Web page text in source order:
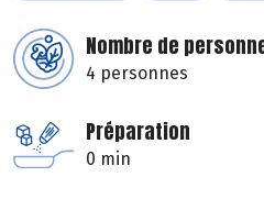
Nombre de
4 personnes
Préparation
0 min